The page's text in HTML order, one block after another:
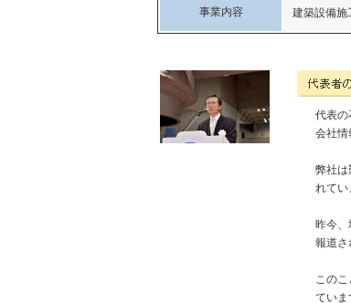
事業内容 建築設備施
代表の
会社情
弊社は
れてい
昨今、
報道さ
この
ていま